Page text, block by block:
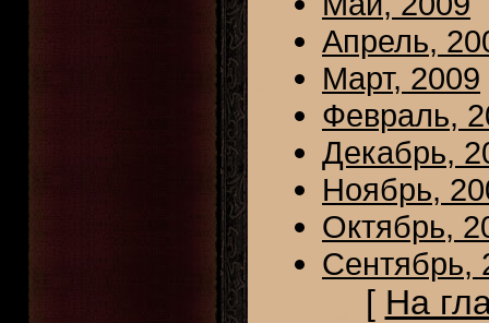
Апрель,
Март, 2009
Февраль,
Декабрь,
Ноябрь,
Октябрь,
Сентябрь,
[ На